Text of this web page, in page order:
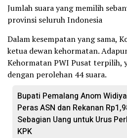
Jumlah suara yang memilih
provinsi seluruh Indonesia
Dalam kesempatan yang sama,
ketua dewan kehormatan.
Kehormatan PWI Pusat terpilih,
dengan perolehan 44 suara.
Bupati Pemalang Anom
Peras ASN dan Rekanan
Sebagian Uang untuk Urus
KPK